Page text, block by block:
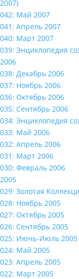
2007)
042: Май 2007
041: Апрель 2007
040: Март 2007
039: Энциклопедия
2006
038: Декабрь 2006
037: Ноябрь 2006
036: Октябрь 2006
035: Сентябрь 2006
034: Энциклопедия
033: Май 2006
032: Апрель 2006
031: Март 2006
030: Февраль 2006
2005
029: Золотая
028: Ноябрь 2005
027: Октябрь 2005
026: Сентябрь 2005
025: Июнь-Июль 2005
024: Май 2005
023: Апрель 2005
022: Март 2005